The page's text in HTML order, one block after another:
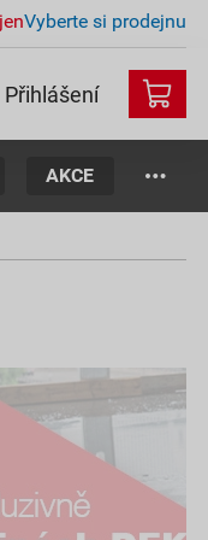
Vyberte si prodejnu
Přihlášení
AKCE